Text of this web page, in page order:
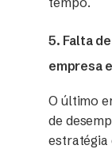
5. Falta
empresa
O último
de
estratégia